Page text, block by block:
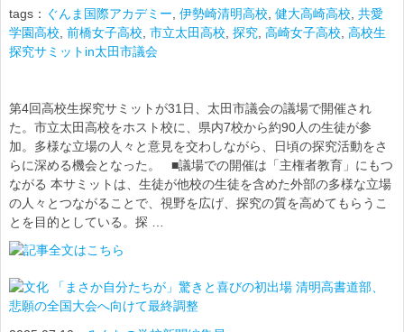
tags： ぐんま国際アカデミー 伊勢崎清明高校 健大高崎高校 共愛
学園高校 前橋女子高校 市立太田高校 探究 高崎女子高校 高校生
探究サミットin太田市議会
第4回高校生探究サミットが31日、太田市議会の議場で開催され
た。市立太田高校をホスト校に、県内7校から約90人の生徒が参
加。多様な立場の人々と意見を交わしながら、日頃の探究活動をさ
らに深める機会となった。 ■議場での開催は「主権者教育」にもつ
ながる 本サミットは、生徒が他校の生徒を含めた外部の多様な立場
の人々とつながることで、視野を広げ、探究の質を高めてもらうこ
とを目的としている。探 …
「まさか自分たちが」驚きと喜びの初出場 清明高書道部、
悲願の全国大会へ向けて最終調整